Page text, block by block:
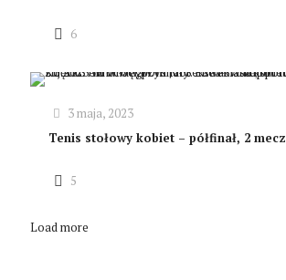
6
3 maja, 2023
Tenis stołowy kobiet – półfinał, 2 mecz
5
Load more